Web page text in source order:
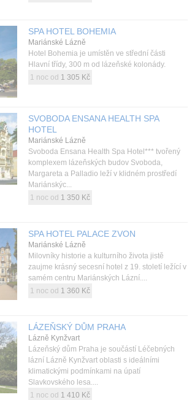
SPA HOTEL BOHEMIA
Mariánské Lázně
Hotel Bohemia je umístěn ve střední části
Hlavní třídy, 300 m od lázeňské kolonády.
1 noc od 1 305 Kč
SVOBODA ENSANA HEALTH SPA
HOTEL
Mariánské Lázně
Svoboda Ensana Health Spa Hotel*** tvořený
komplexem lázeňských budov Svoboda,
Margareta a Palladio leží v klidném prostředí
Mariánskýc...
1 noc od 1 350 Kč
SPA HOTEL PALACE ZVON
Mariánské Lázně
Milovníky historie a kulturního života jistě
zaujme krásný secesní hotel z 19. století ležící v
samém centru Mariánských Lázní....
1 noc od 1 360 Kč
LÁZEŇSKÝ DŮM PRAHA
Lázně Kynžvart
Lázeňský dům Praha je součástí Léčebných
lázní Lázně Kynžvart oblasti s ideálními
klimatickými podmínkami na úpatí
Slavkovského lesa....
1 noc od 1 410 Kč